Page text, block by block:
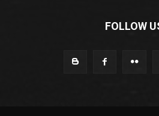
FOLLOW